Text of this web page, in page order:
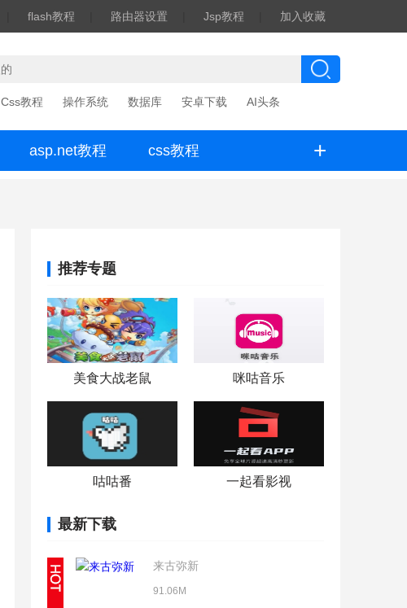
flash教程 路由器设置 Jsp教程 加入收藏
Css教程 操作系统 数据库 安卓下载 AI头条
asp.net教程 css教程 +
推荐专题
美食大战老鼠 咪咕音乐
咕咕番 一起看影视
最新下载
来古弥新
91.06M